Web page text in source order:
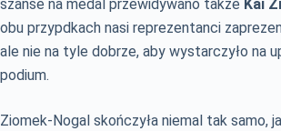
szanse na medal przewidywano także Kai
obu przypdkach nasi reprezentanci
ale nie na tyle dobrze, aby wystarczyło na
podium.
Ziomek-Nogal skończyła niemal tak samo,